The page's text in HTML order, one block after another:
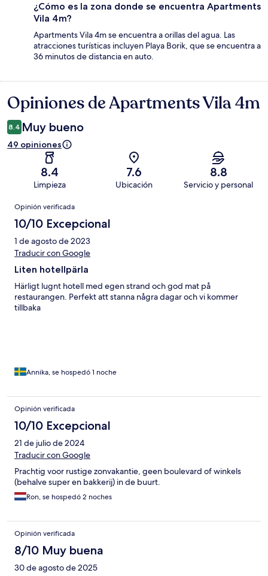
¿Cómo es la zona donde se encuentra Apartments
Vila 4m?
Apartments Vila 4m se encuentra a orillas del agua. Las
atracciones turísticas incluyen Playa Borik, que se encuentra a
36 minutos de distancia en auto.
Opiniones
Opiniones de Apartments Vila 4m
8.4 Muy bueno
49 opiniones
8.4
Limpieza
7.6
Ubicación
8.8
Servicio y personal
Opiniones
Opinión verificada
10/10 Excepcional
1 de agosto de 2023
Traducir con Google
Liten hotellpärla
Härligt lugnt hotell med egen strand och god mat på
restaurangen. Perfekt att stanna några dagar och vi kommer
tillbaka
Annika, se hospedó 1 noche
Opinión verificada
10/10 Excepcional
21 de julio de 2024
Traducir con Google
Prachtig voor rustige zonvakantie, geen boulevard of winkels
(behalve super en bakkerij) in de buurt.
Ron, se hospedó 2 noches
Opinión verificada
8/10 Muy buena
30 de agosto de 2025